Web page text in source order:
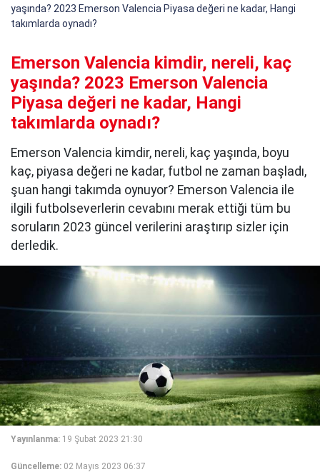
yaşında? 2023 Emerson Valencia Piyasa değeri ne kadar, Hangi
takımlarda oynadı?
Emerson Valencia kimdir, nereli, kaç
yaşında? 2023 Emerson Valencia
Piyasa değeri ne kadar, Hangi
takımlarda oynadı?
Emerson Valencia kimdir, nereli, kaç yaşında, boyu
kaç, piyasa değeri ne kadar, futbol ne zaman başladı,
şuan hangi takımda oynuyor? Emerson Valencia ile
ilgili futbolseverlerin cevabını merak ettiği tüm bu
soruların 2023 güncel verilerini araştırıp sizler için
derledik.
Yayınlanma: 19 Şubat 2023 21:30
Güncelleme: 02 Mayıs 2023 06:37